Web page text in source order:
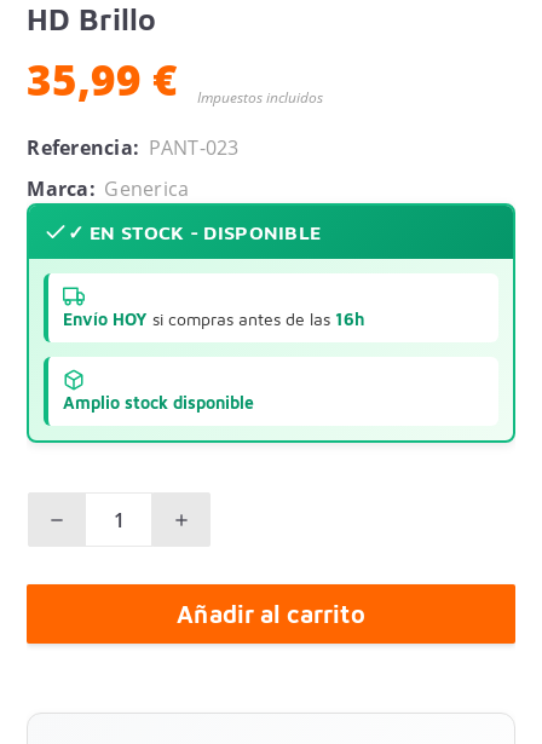
HD Brillo
35,99 € Impuestos incluidos
Referencia: PANT-023
Marca: Generica
✓ EN STOCK - DISPONIBLE
Envío HOY si compras antes de las 16h
Amplio stock disponible
Añadir al carrito